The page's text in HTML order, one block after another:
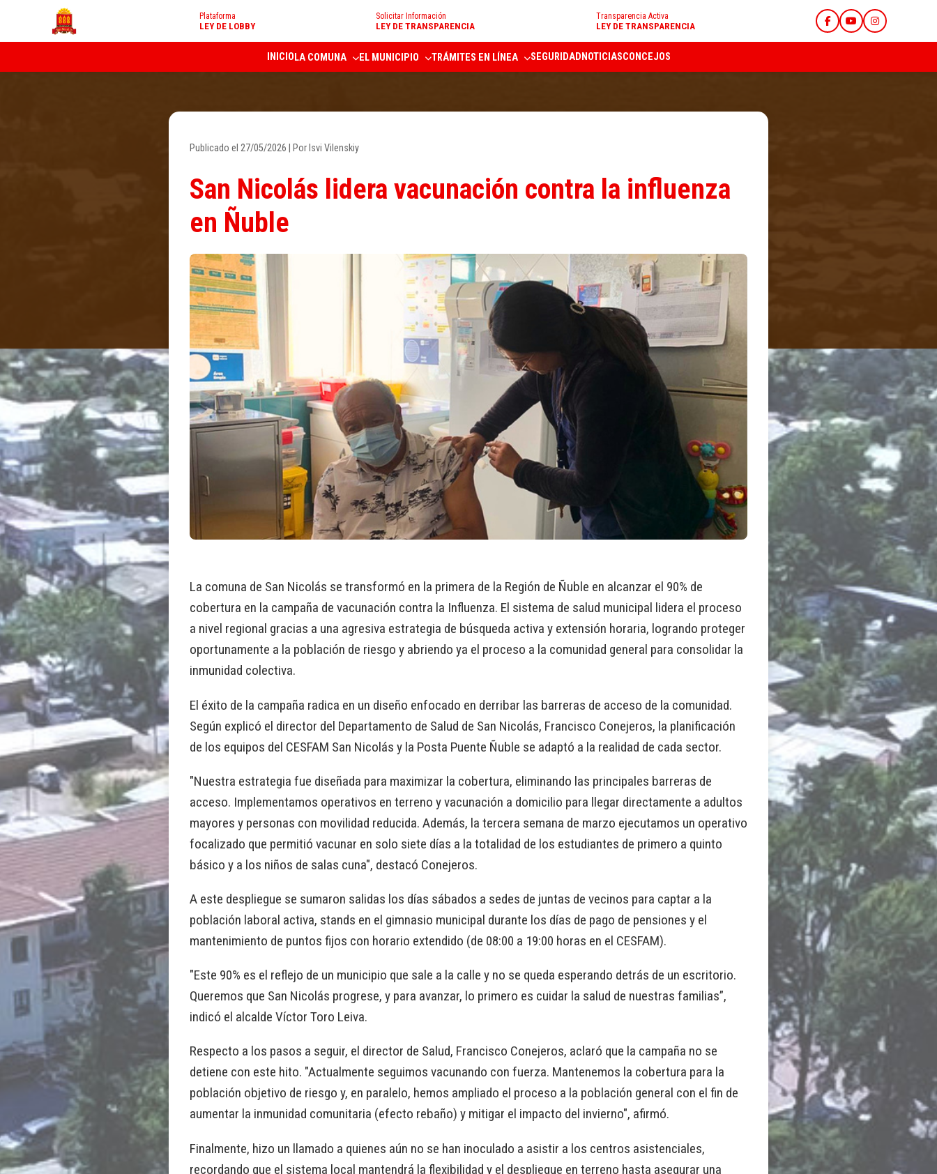
Plataforma
LEY DE LOBBY
Solicitar Información
LEY DE TRANSPARENCIA
Transparencia Activa
LEY DE TRANSPARENCIA
INICIO LA COMUNA EL MUNICIPIO TRÁMITES EN LÍNEA SEGURIDAD NOTICIASCONCEJOS
Publicado el 27/05/2026 | Por Isvi Vilenskiy
San Nicolás lidera vacunación contra la influenza
en Ñuble
La comuna de San Nicolás se transformó en la primera de la Región de Ñuble en alcanzar el 90% de
cobertura en la campaña de vacunación contra la Influenza. El sistema de salud municipal lidera el proceso
a nivel regional gracias a una agresiva estrategia de búsqueda activa y extensión horaria, logrando proteger
oportunamente a la población de riesgo y abriendo ya el proceso a la comunidad general para consolidar la
inmunidad colectiva.
El éxito de la campaña radica en un diseño enfocado en derribar las barreras de acceso de la comunidad.
Según explicó el director del Departamento de Salud de San Nicolás, Francisco Conejeros, la planificación
de los equipos del CESFAM San Nicolás y la Posta Puente Ñuble se adaptó a la realidad de cada sector.
"Nuestra estrategia fue diseñada para maximizar la cobertura, eliminando las principales barreras de
acceso. Implementamos operativos en terreno y vacunación a domicilio para llegar directamente a adultos
mayores y personas con movilidad reducida. Además, la tercera semana de marzo ejecutamos un operativo
focalizado que permitió vacunar en solo siete días a la totalidad de los estudiantes de primero a quinto
básico y a los niños de salas cuna", destacó Conejeros.
A este despliegue se sumaron salidas los días sábados a sedes de juntas de vecinos para captar a la
población laboral activa, stands en el gimnasio municipal durante los días de pago de pensiones y el
mantenimiento de puntos fijos con horario extendido (de 08:00 a 19:00 horas en el CESFAM).
"Este 90% es el reflejo de un municipio que sale a la calle y no se queda esperando detrás de un escritorio.
Queremos que San Nicolás progrese, y para avanzar, lo primero es cuidar la salud de nuestras familias”,
indicó el alcalde Víctor Toro Leiva.
Respecto a los pasos a seguir, el director de Salud, Francisco Conejeros, aclaró que la campaña no se
detiene con este hito. "Actualmente seguimos vacunando con fuerza. Mantenemos la cobertura para la
población objetivo de riesgo y, en paralelo, hemos ampliado el proceso a la población general con el fin de
aumentar la inmunidad comunitaria (efecto rebaño) y mitigar el impacto del invierno", afirmó.
Finalmente, hizo un llamado a quienes aún no se han inoculado a asistir a los centros asistenciales,
recordando que el sistema local mantendrá la flexibilidad y el despliegue en terreno hasta asegurar una